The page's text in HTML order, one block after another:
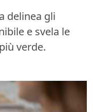
delinea gli
e svela le
verde.